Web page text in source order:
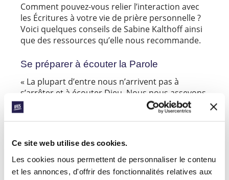
Ce site web utilise des cookies.
Les cookies nous permettent de personnaliser le contenu
et les annonces, d'offrir des fonctionnalités relatives aux
Comment pouvez-vous relier l’interaction avec
les Écritures à votre vie de prière personnelle ?
Voici quelques conseils de Sabine Kalthoff ainsi
que des ressources qu’elle nous recommande.
Se préparer à écouter la Parole
« La plupart d’entre nous n’arrivent pas à
s’arrêter et à écouter Dieu. Nous nous asseyons
et ouvrons la Bible pour la lire, mais nos
pensées sont encore ailleurs, occupées par un
sans pouvoir dire de quoi il parlait ensuite. On
peut lire sans entendre. Je sais que j’ai besoin de
me préparer à écouter Dieu. J’ai besoin d’aide
pour être disponible pour lui et sa Parole. Ce qui